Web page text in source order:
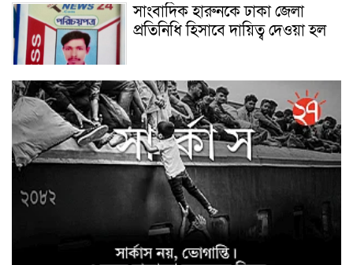
সাংবাদিক হারুনকে ঢাকা জেলা
প্রতিনিধি হিসাবে দায়িত্ব দেওয়া হল
বিশ্ব বাঘ দিবস উপলক্ষে
বুড়িগোয়ালিনীতে লির্ডাসের
আয়োজনে আলোচনা সভা অনুষ্ঠিত
সাইবার ক্রাইম ইনভেস্টিগেশন সেল,
উদ্যোগে উদ্ধারকৃত আইফোন সহ
৩৫টি মোবাইল ফোন ও বিকাশ
প্রতারণার ৫০,০০০/- হস্তান্তর